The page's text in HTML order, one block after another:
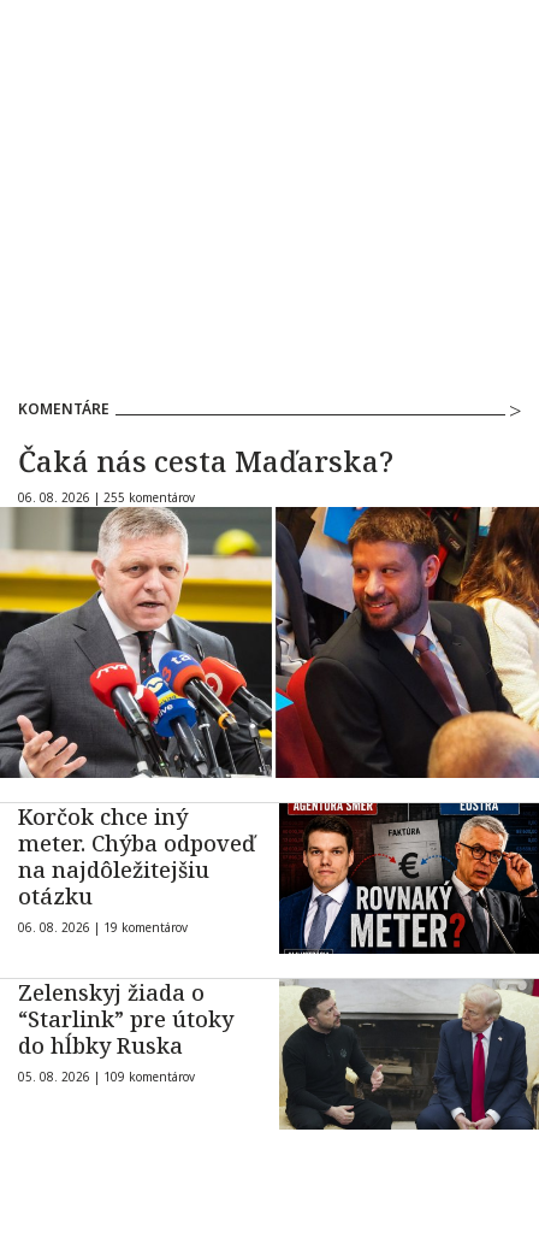
KOMENTÁRE
Čaká nás cesta Maďarska?
06. 08. 2026 | 255 komentárov
Korčok chce iný
meter. Chýba odpoveď
na najdôležitejšiu
otázku
06. 08. 2026 | 19 komentárov
Zelenskyj žiada o
“Starlink” pre útoky
do hĺbky Ruska
05. 08. 2026 | 109 komentárov